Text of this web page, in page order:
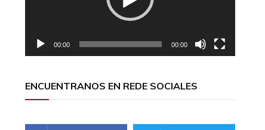
00:00 00:00
ENCUENTRANOS EN REDE SOCIALES